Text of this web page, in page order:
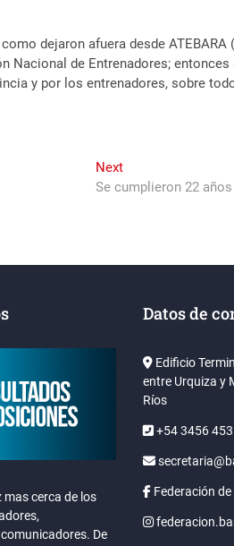
dejaron afuera desde
Nacional de Entrenadores;
y por los entrenadores, sobre
NextNext
post:
Se cumplieron 22
cerca de los
De
Datos de
Edificio
entre Urquiza y
Ríos
+54 3456
Federación